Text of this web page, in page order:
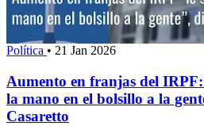
Política • 21 Jan 2026
Aumento en franjas del
la mano en el bolsillo a la
Casaretto